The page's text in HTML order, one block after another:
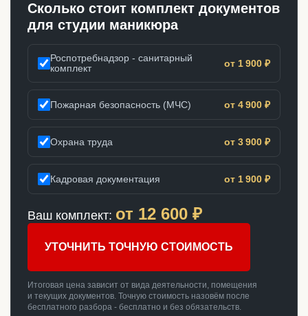
Сколько стоит комплект документов
для студии маникюра
Роспотребнадзор - санитарный
комплект
от 1 900 ₽
Пожарная безопасность (МЧС) от 4 900 ₽
Охрана труда от 3 900 ₽
Кадровая документация от 1 900 ₽
Ваш комплект: от 12 600 ₽
УТОЧНИТЬ ТОЧНУЮ СТОИМОСТЬ
Итоговая цена зависит от вида деятельности, помещения
и текущих документов. Точную стоимость назовём после
бесплатного разбора - бесплатно и без обязательств.